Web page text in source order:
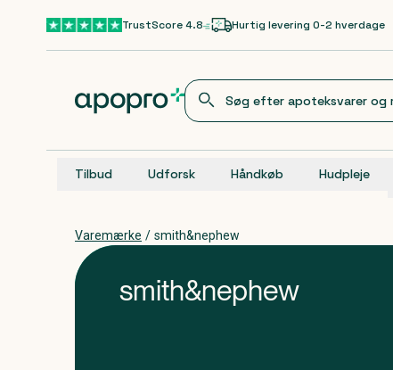
Gå til hovedindholdTrustScore 4.8 Hurtig levering 0-2 hverdage
Tilbud Udforsk Håndkøb Hudpleje
Varemærke / smith&nephew
smith&nephew